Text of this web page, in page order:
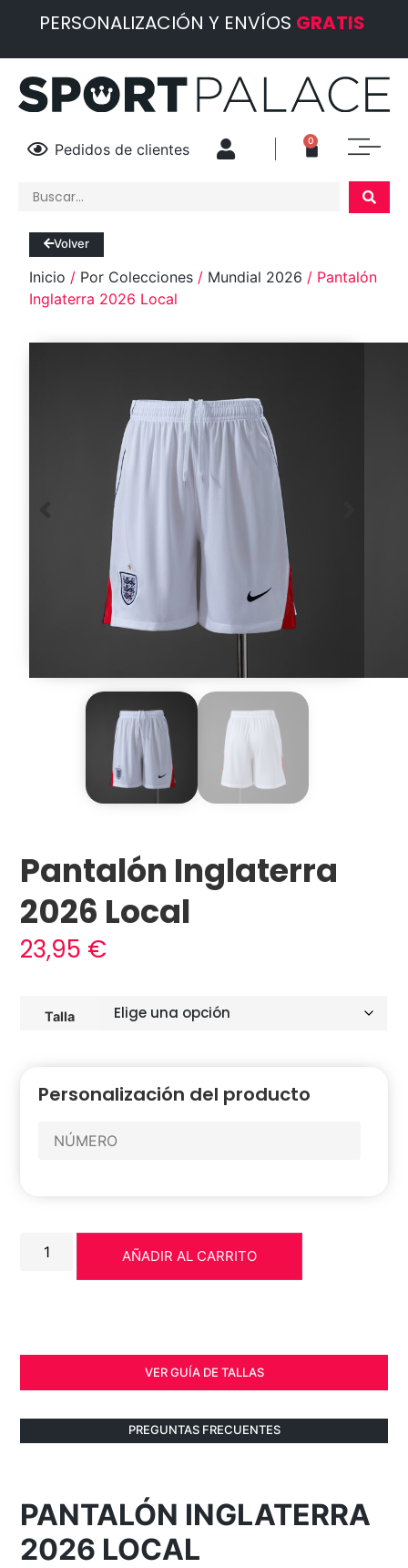
PERSONALIZACIÓN Y ENVÍOS GRATIS
Pedidos de clientes 0
Pantalón Inglaterra
2026 Local
23,95 €
Talla
Personalización del producto
AÑADIR AL CARRITO
VER GUÍA DE TALLAS
PREGUNTAS FRECUENTES
PANTALÓN INGLATERRA
2026 LOCAL
Volver
Inicio / Por Colecciones / Mundial 2026 / Pantalón
Inglaterra 2026 Local